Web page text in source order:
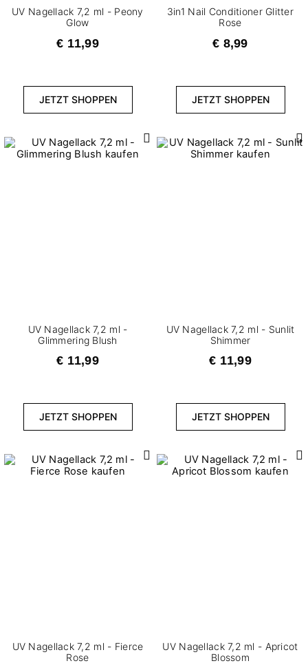
UV Nagellack 7,2 ml - Peony
Glow
€ 11,99
JETZT SHOPPEN
3in1 Nail Conditioner​ Glitter
Rose
€ 8,99
JETZT SHOPPEN
UV Nagellack 7,2 ml -
Glimmering Blush
€ 11,99
JETZT SHOPPEN
UV Nagellack 7,2 ml - Sunlit
Shimmer
€ 11,99
JETZT SHOPPEN
UV Nagellack 7,2 ml - Fierce
Rose
UV Nagellack 7,2 ml - Apricot
Blossom